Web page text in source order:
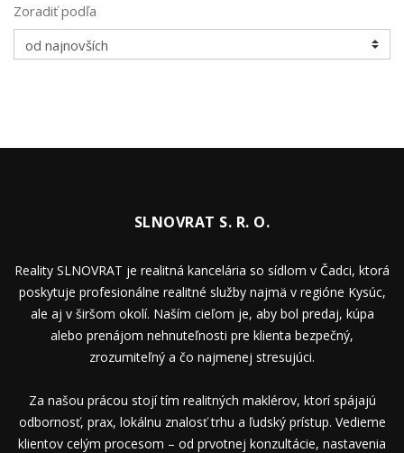
Zoradiť podľa
SLNOVRAT S. R. O.
Reality SLNOVRAT je realitná kancelária so sídlom v Čadci, ktorá
poskytuje profesionálne realitné služby najmä v regióne Kysúc,
ale aj v širšom okolí. Naším cieľom je, aby bol predaj, kúpa
alebo prenájom nehnuteľnosti pre klienta bezpečný,
zrozumiteľný a čo najmenej stresujúci.
Za našou prácou stojí tím realitných maklérov, ktorí spájajú
odbornosť, prax, lokálnu znalosť trhu a ľudský prístup. Vedieme
klientov celým procesom – od prvotnej konzultácie, nastavenia